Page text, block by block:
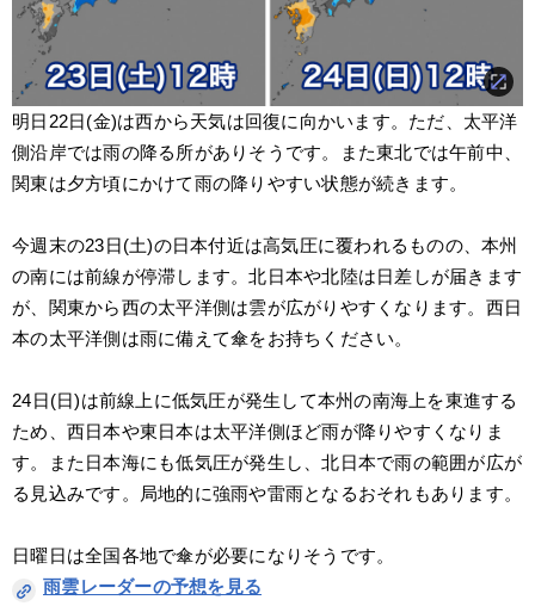
明日22日(金)は西から天気は回復に向かいます。ただ、太平洋
側沿岸では雨の降る所がありそうです。また東北では午前中、
関東は夕方頃にかけて雨の降りやすい状態が続きます。
今週末の23日(土)の日本付近は高気圧に覆われるものの、本州
の南には前線が停滞します。北日本や北陸は日差しが届きます
が、関東から西の太平洋側は雲が広がりやすくなります。西日
本の太平洋側は雨に備えて傘をお持ちください。
24日(日)は前線上に低気圧が発生して本州の南海上を東進する
ため、西日本や東日本は太平洋側ほど雨が降りやすくなりま
す。また日本海にも低気圧が発生し、北日本で雨の範囲が広が
る見込みです。局地的に強雨や雷雨となるおそれもあります。
日曜日は全国各地で傘が必要になりそうです。
雨雲レーダーの予想を見る